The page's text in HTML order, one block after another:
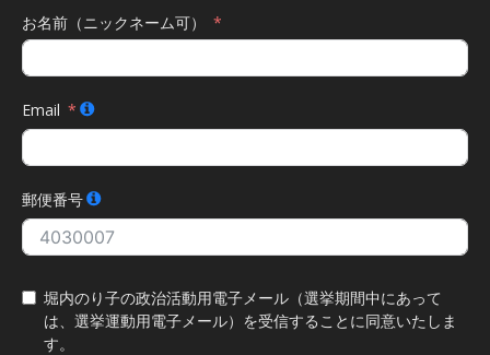
お名前（ニックネーム可）
Email
郵便番号
堀内のり子の政治活動用電子メール（選挙期間中にあって
は、選挙運動用電子メール）を受信することに同意いたしま
す。